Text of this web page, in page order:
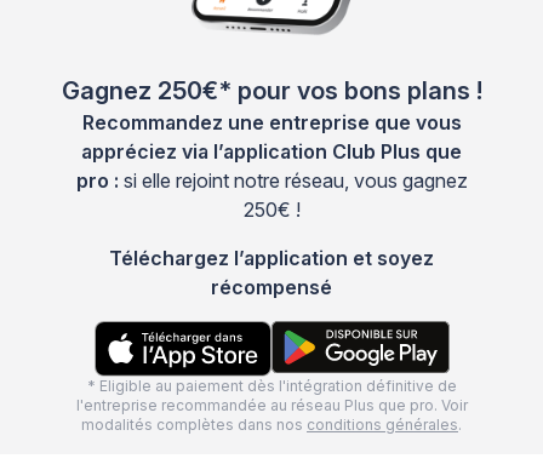
Gagnez 250€* pour vos bons plans !
Recommandez une entreprise que vous
appréciez via l’application Club Plus que
pro : si elle rejoint notre réseau, vous gagnez
250€ !
Téléchargez l’application et soyez
récompensé
* Eligible au paiement dès l'intégration définitive de
l'entreprise recommandée au réseau Plus que pro. Voir
modalités complètes dans nos conditions générales.